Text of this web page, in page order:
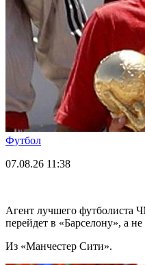
Футбол
07.08.26 11:38
Агент лучшего футболиста
перейдет в «Барселону», а не
Из «Манчестер Сити».